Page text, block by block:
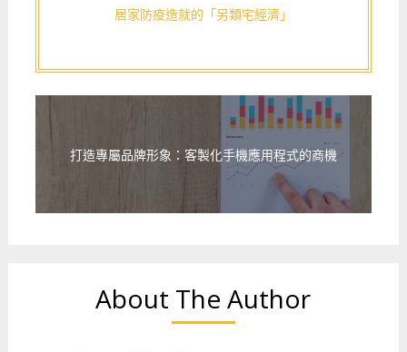
居家防疫造就的「另類宅經濟」
打造專屬品牌形象：客製化手機應用程式的商機
About The Author